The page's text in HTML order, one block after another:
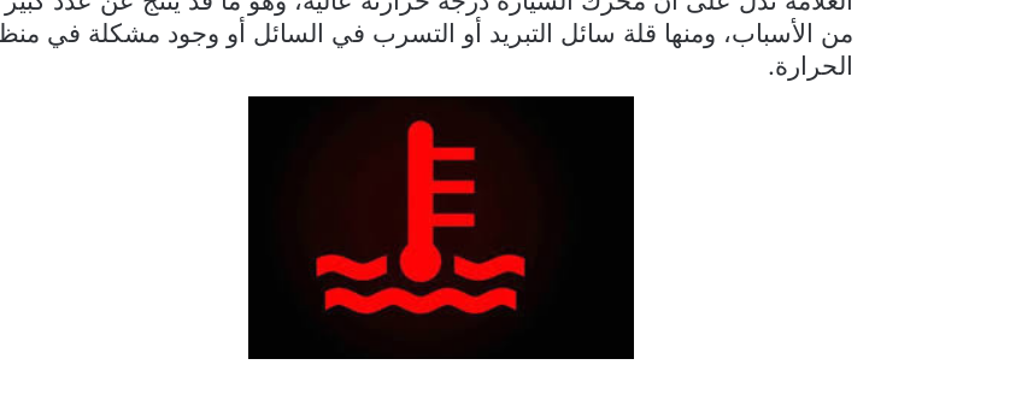
من الأسباب، ومنها قلة سائل التبريد أو التسرب في السائل أو وجود مشكلة في
الحرارة.